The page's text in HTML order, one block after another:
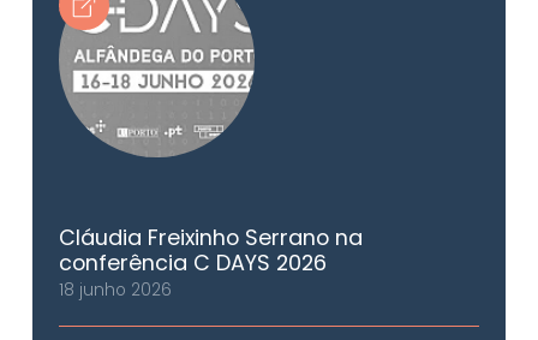
Cláudia Freixinho Serrano na
conferência C DAYS 2026
18 junho 2026